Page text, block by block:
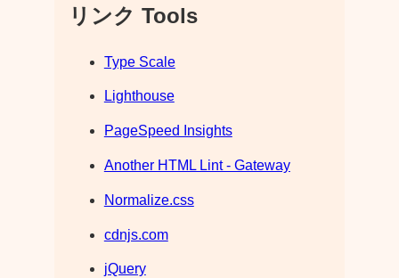
リンク Tools
Type Scale
Lighthouse
PageSpeed Insights
Another HTML Lint - Gateway
Normalize.css
cdnjs.com
jQuery